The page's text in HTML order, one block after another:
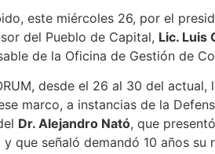
este miércoles 26, por el
del Pueblo de Capital, Lic. Luis
de la Oficina de Gestión de
desde el 26 al 30 del actual,
marco, a instancias de la
Dr. Alejandro Nató, que
que señaló demandó 10 años